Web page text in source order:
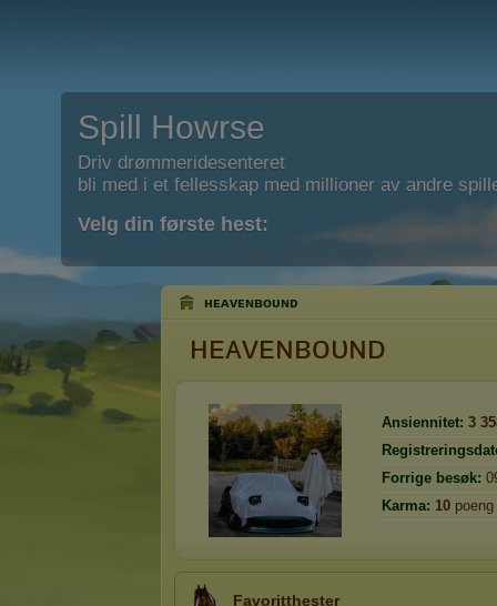
Spill Howrse
Driv drømmeridesenteret
bli med i et fellesskap med millioner av andre
Velg din første hest:
ʜᴇᴀᴠᴇɴʙoᴜɴᴅ
ʜᴇᴀᴠᴇɴʙoᴜɴᴅ
Ansiennitet: 3
Forrige besøk:
Karma: 10 poeng
Favoritthester